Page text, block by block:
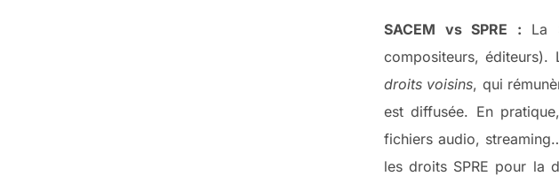
SACEM vs SPRE : La
compositeurs, éditeurs).
droits voisins, qui
est diffusée. En
fichiers audio,
les droits SPRE pour la